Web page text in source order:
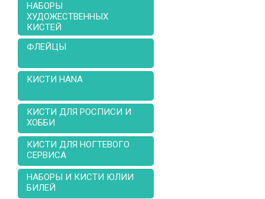
НАБОРЫ
ХУДОЖЕСТВЕННЫХ
КИСТЕЙ
ФЛЕЙЦЫ
КИСТИ HANA
КИСТИ ДЛЯ РОСПИСИ И
ХОББИ
КИСТИ ДЛЯ НОГТЕВОГО
СЕРВИСА
НАБОРЫ И КИСТИ ЮЛИИ
БИЛЕЙ